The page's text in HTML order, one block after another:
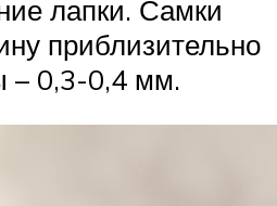
лапки. Самки
приблизительно
– 0,3-0,4 мм.